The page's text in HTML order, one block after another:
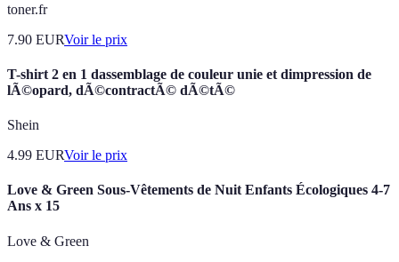
toner.fr
7.90 EURVoir le prix
T-shirt 2 en 1 dassemblage de couleur unie et dimpression de
lÃ©opard, dÃ©contractÃ© dÃ©tÃ©
Shein
4.99 EURVoir le prix
Love & Green Sous-Vêtements de Nuit Enfants Écologiques 4-7
Ans x 15
Love & Green